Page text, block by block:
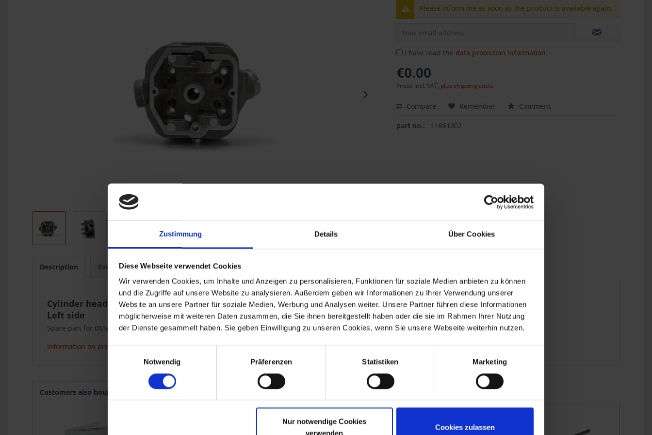
Zustimmung Details Über Cookies
Diese Webseite verwendet Cookies
Wir verwenden Cookies, um Inhalte und Anzeigen zu personalisieren, Funktionen für soziale Medien anbieten zu können
und die Zugriffe auf unsere Website zu analysieren. Außerdem geben wir Informationen zu Ihrer Verwendung unserer
Website an unsere Partner für soziale Medien, Werbung und Analysen weiter. Unsere Partner führen diese Informationen
möglicherweise mit weiteren Daten zusammen, die Sie ihnen bereitgestellt haben oder die sie im Rahmen Ihrer Nutzung
der Dienste gesammelt haben. Sie geben Einwilligung zu unseren Cookies, wenn Sie unsere Webseite weiterhin nutzen.
Einwilligungsauswahl
Notwendig
Präferenzen Statistiken Marketing
Nur notwendige Cookies
verwenden
Cookies zulassen
Please inform me as soon as the product is available again.
I have read the data protection information.
€0.00
Prices incl. VAT, plus shipping costs
Compare Remember Comment
part no.: 11661002
Description Evaluations 0
Cylinder head Krauser
Left side
Spare part for BMW 2-valve models with Krauser 4-valve technology.
Information on product safety
Customers also bought Customers also viewed